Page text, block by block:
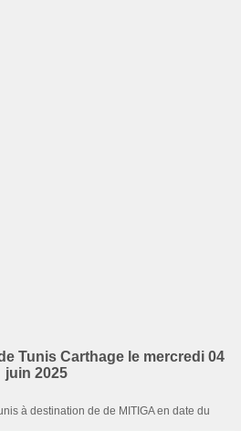
Tunis Carthage le mercredi 04
juin 2025
à destination de de MITIGA en date du